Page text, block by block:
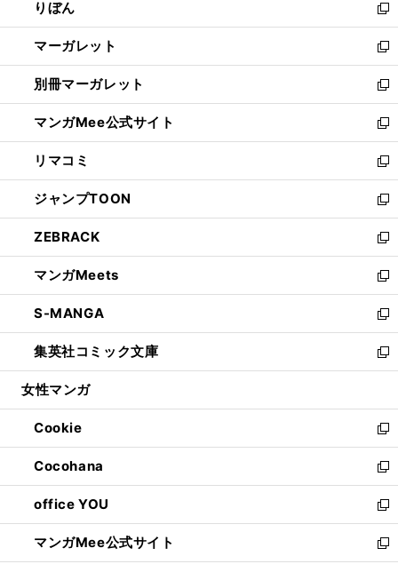
く
で
開
く
ド
ウ
で
開
く
ィ
ン
ド
ウ
で
開
く
りぼん
新
し
い
ウ
ィ
ン
ド
ウ
で
開
く
マーガレット
新
し
い
ウ
ィ
ン
ド
ウ
で
開
く
別冊マーガレット
新
し
い
ウ
ィ
ン
ド
ウ
で
開
く
マンガMee公式サイト
新
し
い
ウ
ィ
ン
ド
ウ
で
開
く
リマコミ
新
し
い
ウ
ィ
ン
ド
ウ
で
開
く
ジャンプTOON
新
し
い
ウ
ィ
ン
ド
ウ
で
開
ZEBRACK
新
し
い
ウ
ィ
ン
ド
ウ
開
く
マンガMeets
新
し
い
ウ
ィ
ン
ウ
で
開
く
S-MANGA
新
し
い
ウ
ン
ド
ウ
で
開
く
集英社コミック文庫
新
し
ウ
ィ
ン
ド
ウ
で
開
く
女性マンガ
Cookie
新
し
い
ウ
ィ
ン
ド
ウ
Cocohana
新
し
い
ウ
ィ
ン
office YOU
新
し
い
ウ
マンガMee公式サイト
新
し